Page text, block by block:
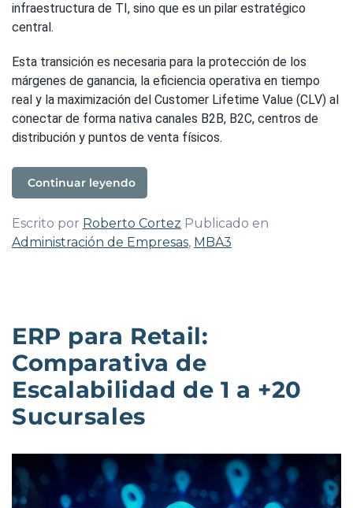
infraestructura de TI, sino que es un pilar estratégico
central.
Esta transición es necesaria para la protección de los
márgenes de ganancia, la eficiencia operativa en tiempo
real y la maximización del Customer Lifetime Value (CLV) al
conectar de forma nativa canales B2B, B2C, centros de
distribución y puntos de venta físicos.
Continuar leyendo
Escrito por Roberto Cortez Publicado en
Administración de Empresas, MBA3
ERP para Retail:
Comparativa de
Escalabilidad de 1 a +20
Sucursales